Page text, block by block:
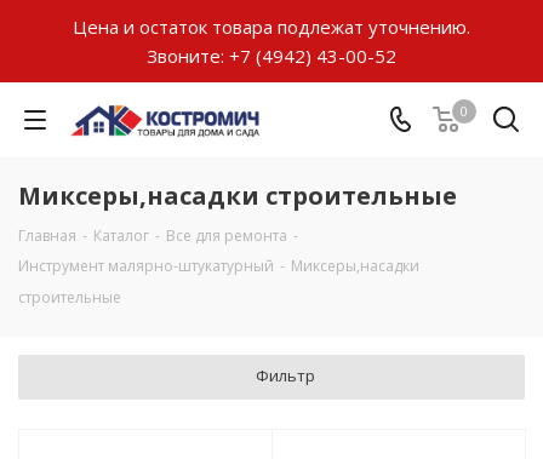
Цена и остаток товара подлежат уточнению.
Звоните: +7 (4942) 43-00-52
0
Миксеры,насадки строительные
Главная - Каталог - Все для ремонта -
Инструмент малярно-штукатурный - Миксеры,насадки
строительные
Фильтр